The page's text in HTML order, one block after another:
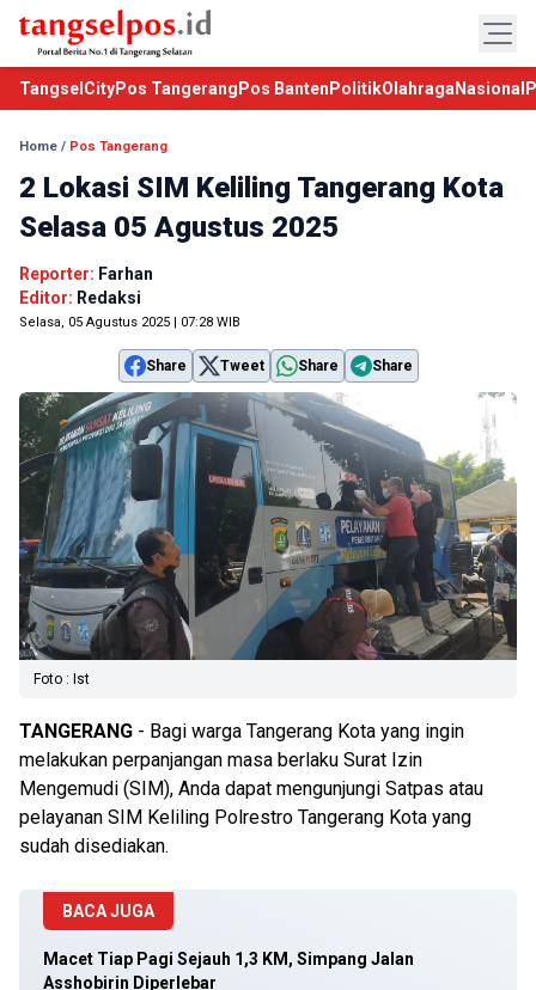
TangselCityPos Tangerang Pos Banten PolitikOlahraga Nasional
Home / Pos Tangerang
2 Lokasi SIM Keliling Tangerang Kota
Selasa 05 Agustus 2025
Reporter: Farhan
Editor: Redaksi
Selasa, 05 Agustus 2025 | 07:28 WIB
Share Tweet Share Share
Foto : Ist
TANGERANG - Bagi warga Tangerang Kota yang ingin
melakukan perpanjangan masa berlaku Surat Izin
Mengemudi (SIM), Anda dapat mengunjungi Satpas atau
pelayanan SIM Keliling Polrestro Tangerang Kota yang
sudah disediakan.
BACA JUGA
Macet Tiap Pagi Sejauh 1,3 KM, Simpang Jalan
Asshobirin Diperlebar